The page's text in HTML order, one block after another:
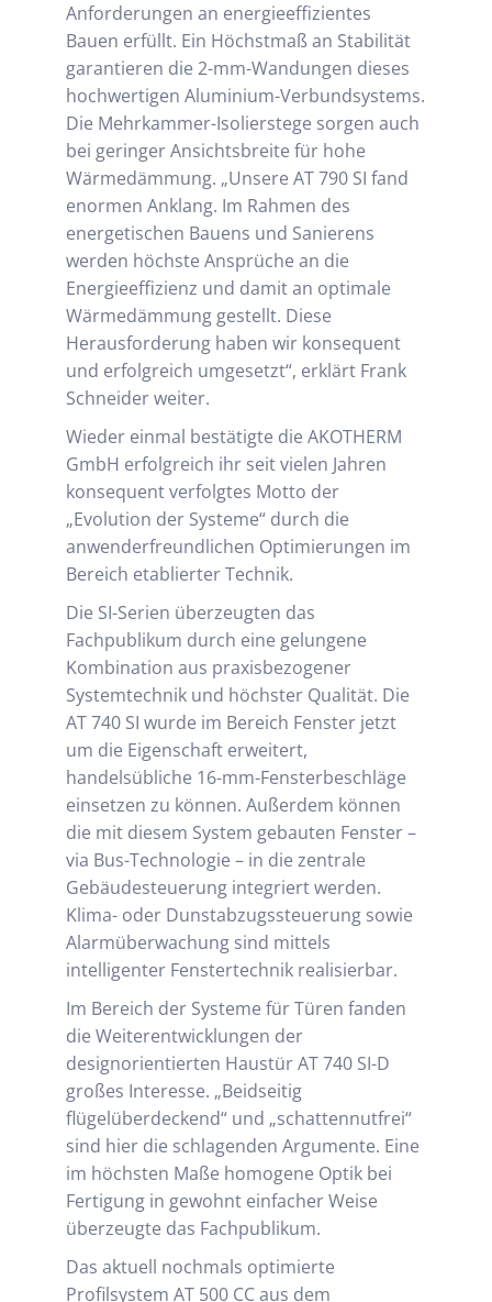
Anforderungen an energieeffizientes
Bauen erfüllt. Ein Höchstmaß an Stabilität
garantieren die 2-mm-Wandungen dieses
hochwertigen Aluminium-Verbundsystems.
Die Mehrkammer-Isolierstege sorgen auch
bei geringer Ansichtsbreite für hohe
Wärmedämmung. „Unsere AT 790 SI fand
enormen Anklang. Im Rahmen des
energetischen Bauens und Sanierens
werden höchste Ansprüche an die
Energieeffizienz und damit an optimale
Wärmedämmung gestellt. Diese
Herausforderung haben wir konsequent
und erfolgreich umgesetzt“, erklärt Frank
Schneider weiter.
Wieder einmal bestätigte die AKOTHERM
GmbH erfolgreich ihr seit vielen Jahren
konsequent verfolgtes Motto der
„Evolution der Systeme“ durch die
anwenderfreundlichen Optimierungen im
Bereich etablierter Technik.
Die SI-Serien überzeugten das
Fachpublikum durch eine gelungene
Kombination aus praxisbezogener
Systemtechnik und höchster Qualität. Die
AT 740 SI wurde im Bereich Fenster jetzt
um die Eigenschaft erweitert,
handelsübliche 16-mm-Fensterbeschläge
einsetzen zu können. Außerdem können
die mit diesem System gebauten Fenster –
via Bus-Technologie – in die zentrale
Gebäudesteuerung integriert werden.
Klima- oder Dunstabzugssteuerung sowie
Alarmüberwachung sind mittels
intelligenter Fenstertechnik realisierbar.
Im Bereich der Systeme für Türen fanden
die Weiterentwicklungen der
designorientierten Haustür AT 740 SI-D
großes Interesse. „Beidseitig
flügelüberdeckend“ und „schattennutfrei“
sind hier die schlagenden Argumente. Eine
im höchsten Maße homogene Optik bei
Fertigung in gewohnt einfacher Weise
überzeugte das Fachpublikum.
Das aktuell nochmals optimierte
Profilsystem AT 500 CC aus dem